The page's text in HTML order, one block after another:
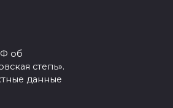
об
степь».
данные